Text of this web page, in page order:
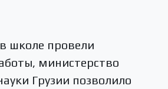
школе провели
министерство
Грузии позволило